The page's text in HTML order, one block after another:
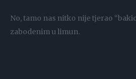
No, tamo nas nitko nije tjerao
zabodenim u limun.